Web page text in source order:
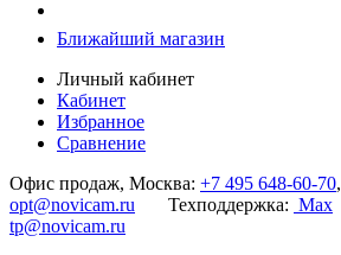
Ближайший магазин
Личный кабинет
Кабинет
Избранное
Сравнение
Офис продаж, Москва: +7 495 648-60-70,
opt@novicam.ru Техподдержка: Max
tp@novicam.ru